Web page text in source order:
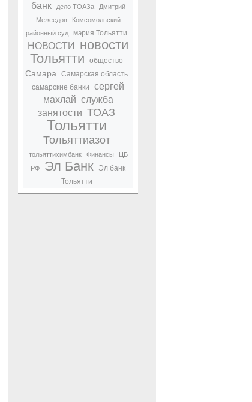
банк
дело ТОАЗа
Дмитрий
Межеедов
Комсомольский
районный суд
мэрия Тольятти
НОВОСТИ
новости
Тольятти
общество
Самара
Самарская область
самарские банки
сергей
махлай служба
занятости ТОАЗ
Тольятти
Тольяттиазот
тольяттихимбанк Финансы
ЦБ
РФ
Эл Банк
Эл банк
Тольятти